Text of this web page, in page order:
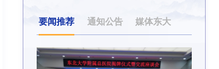
要闻推荐 通知公告 媒体东大